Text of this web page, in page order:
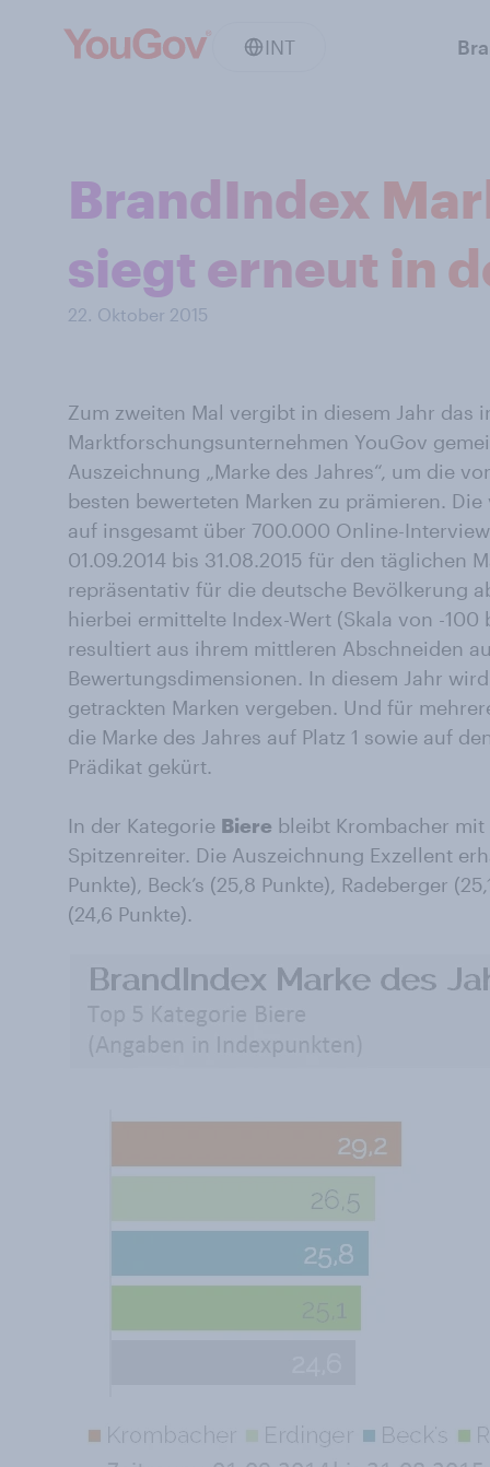
INT
BrandIndex
siegt erneut in
22. Oktober 2015
Zum zweiten Mal vergibt in diesem Jahr das
Marktforschungsunternehmen YouGov
Auszeichnung „Marke des Jahres“, um die
besten bewerteten Marken zu prämieren.
auf insgesamt über 700.000 Online-
01.09.2014 bis 31.08.2015 für den täglichen
repräsentativ für die deutsche Bevölkerung
hierbei ermittelte Index-Wert (Skala von -100
resultiert aus ihrem mittleren Abschneiden
Bewertungsdimensionen. In diesem Jahr
getrackten Marken vergeben. Und für
die Marke des Jahres auf Platz 1 sowie auf
Prädikat gekürt.
In der Kategorie Biere bleibt Krombacher
Spitzenreiter. Die Auszeichnung Exzellent
Punkte), Beck’s (25,8 Punkte), Radeberger
(24,6 Punkte).